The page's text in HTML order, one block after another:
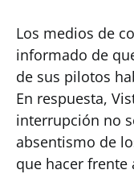
Los medios de
informado de
de sus pilotos
En respuesta,
interrupción no
absentismo de
que hacer frente